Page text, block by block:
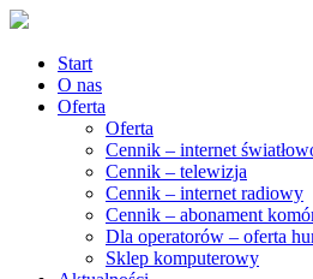
Start
O nas
Oferta
Oferta
Cennik – internet
Cennik – telewizja
Cennik – internet radiowy
Cennik – abonament
Dla operatorów – oferta
Sklep komputerowy